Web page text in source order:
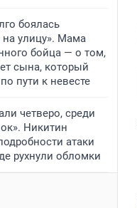
боялась
на улицу». Мама
бойца — о том,
сына, который
пути к невесте
четверо, среди
Никитин
атаки
рухнули обломки